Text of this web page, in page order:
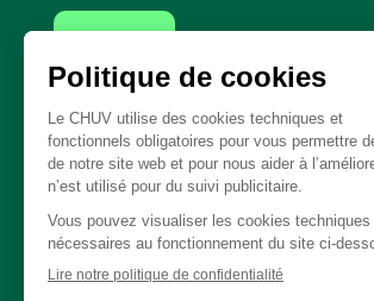
(ouvre une nouvelle fenêtre)